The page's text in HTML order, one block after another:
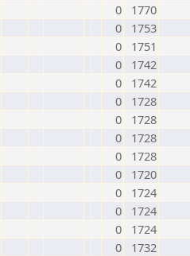
0
1770
0
1753
0
1751
0
1742
0
1742
0
1728
0
1728
0
1728
0
1728
0
1720
0
1724
0
1724
0
1724
0
1732